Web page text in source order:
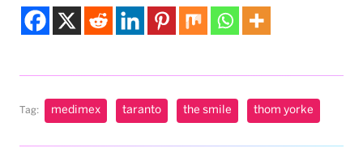
Tag: medimex taranto the smile thom yorke